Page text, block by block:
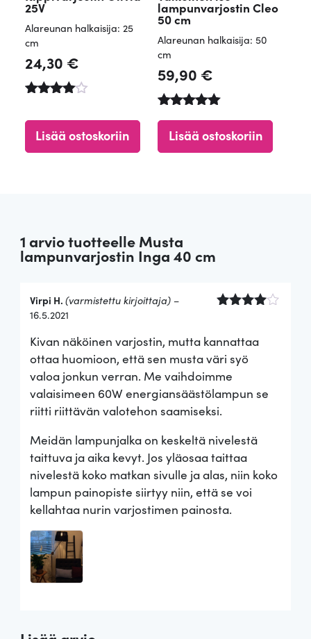
25V
Alareunan halkaisija: 25
cm
24,30 €
tuotteest
4.56
Lisää ostoskoriin
lampunvarjostin Cleo
50 cm
Alareunan halkaisija: 50
cm
59,90 €
tuotteesta:
5.00
/ 5
Lisää ostoskoriin
1 arvio tuotteelleMusta
lampunvarjostin Inga 40 cm
tuotteest
a:
Virpi H.(varmistettu kirjoittaja) –
16.5.2021
Kivan näköinen varjostin, mutta kannattaa
ottaa huomioon, että sen musta väri syö
valoa jonkun verran. Me vaihdoimme
valaisimeen 60W energiansäästölampun se
riitti riittävän valotehon saamiseksi.
Meidän lampunjalka on keskeltä nivelestä
taittuva ja aika kevyt. Jos yläosaa taittaa
nivelestä koko matkan sivulle ja alas, niin koko
lampun painopiste siirtyy niin, että se voi
kellahtaa nurin varjostimen painosta.